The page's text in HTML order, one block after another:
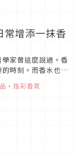
常增添一抹香
學家曾這麼說過。香
時刻。而香水也是
、 指彩香氛